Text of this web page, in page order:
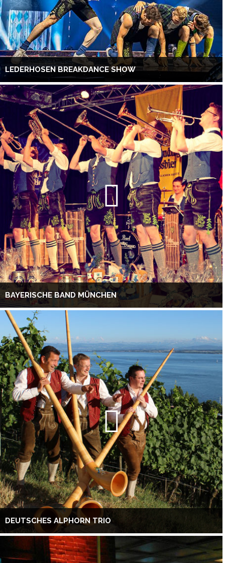
LEDERHOSEN BREAKDANCE SHOW
BAYERISCHE BAND MÜNCHEN
DEUTSCHES ALPHORN TRIO